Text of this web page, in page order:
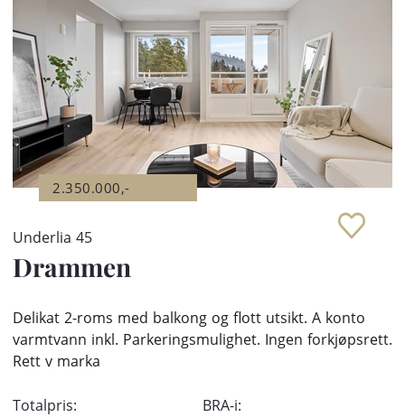
2.350.000,-
Underlia 45
Drammen
Delikat 2-roms med balkong og flott utsikt. A konto
varmtvann inkl. Parkeringsmulighet. Ingen forkjøpsrett.
Rett v marka
Totalpris:
BRA-i: